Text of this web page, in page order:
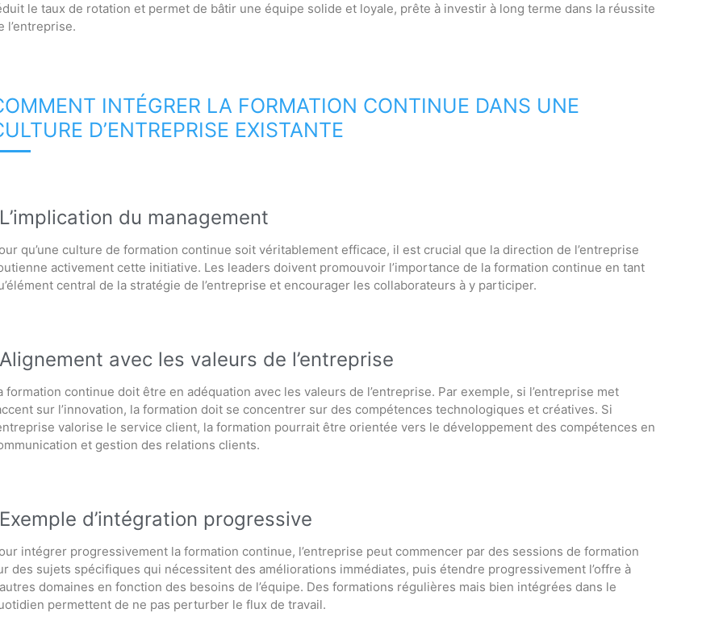
le taux de rotation et permet de bâtir une équipe solide et loyale, prête à investir à long terme dans la réussite
l’entreprise.
INTÉGRER LA FORMATION CONTINUE DANS UNE
D’ENTREPRISE EXISTANTE
L’implication du management
qu’une culture de formation continue soit véritablement efficace, il est crucial que la direction de l’entreprise
activement cette initiative. Les leaders doivent promouvoir l’importance de la formation continue en tant
central de la stratégie de l’entreprise et encourager les collaborateurs à y participer.
Alignement avec les valeurs de l’entreprise
formation continue doit être en adéquation avec les valeurs de l’entreprise. Par exemple, si l’entreprise met
sur l’innovation, la formation doit se concentrer sur des compétences technologiques et créatives. Si
valorise le service client, la formation pourrait être orientée vers le développement des compétences en
et gestion des relations clients.
Exemple d’intégration progressive
intégrer progressivement la formation continue, l’entreprise peut commencer par des sessions de formation
des sujets spécifiques qui nécessitent des améliorations immédiates, puis étendre progressivement l’offre à
domaines en fonction des besoins de l’équipe. Des formations régulières mais bien intégrées dans le
permettent de ne pas perturber le flux de travail.